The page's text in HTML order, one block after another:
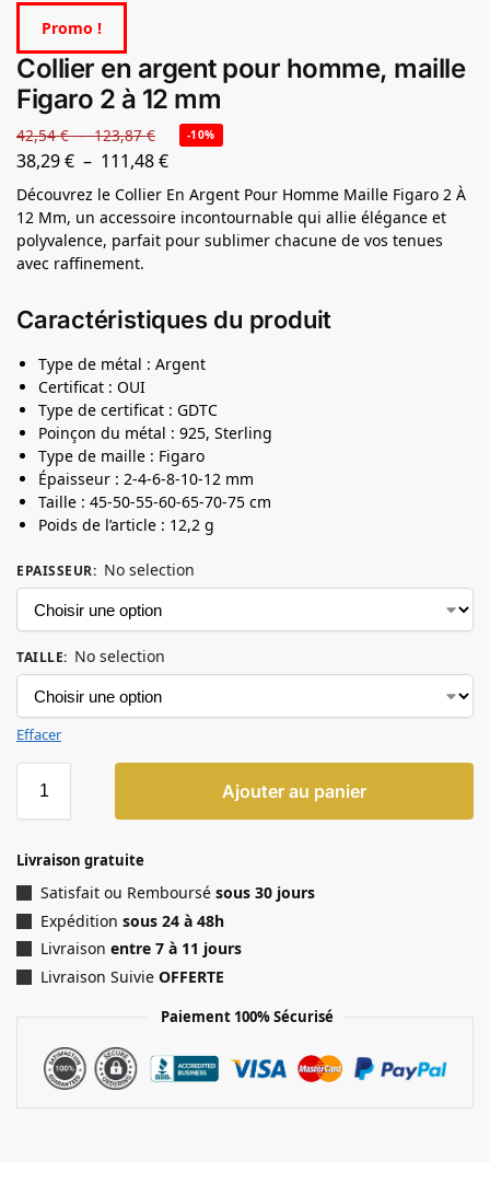
Promo !
Collier en argent pour homme, maille
Figaro 2 à 12 mm
42,54€ – 123,87€
38,29€ – 111,48€
-10%
Découvrez le Collier En Argent Pour Homme Maille Figaro 2 À
12 Mm, un accessoire incontournable qui allie élégance et
polyvalence, parfait pour sublimer chacune de vos tenues
avec raffinement.
Caractéristiques du produit
Type de métal : Argent
Certificat : OUI
Type de certificat : GDTC
Poinçon du métal : 925, Sterling
Type de maille : Figaro
Épaisseur : 2-4-6-8-10-12 mm
Taille : 45-50-55-60-65-70-75 cm
Poids de l’article : 12,2 g
EPAISSEUR: No selection
TAILLE: No selection
Effacer
Ajouter au panier
Livraison gratuite
Satisfait ou Remboursé sous 30 jours
Expédition sous 24 à 48h
Livraison entre 7 à 11 jours
Livraison Suivie OFFERTE
Paiement 100% Sécurisé